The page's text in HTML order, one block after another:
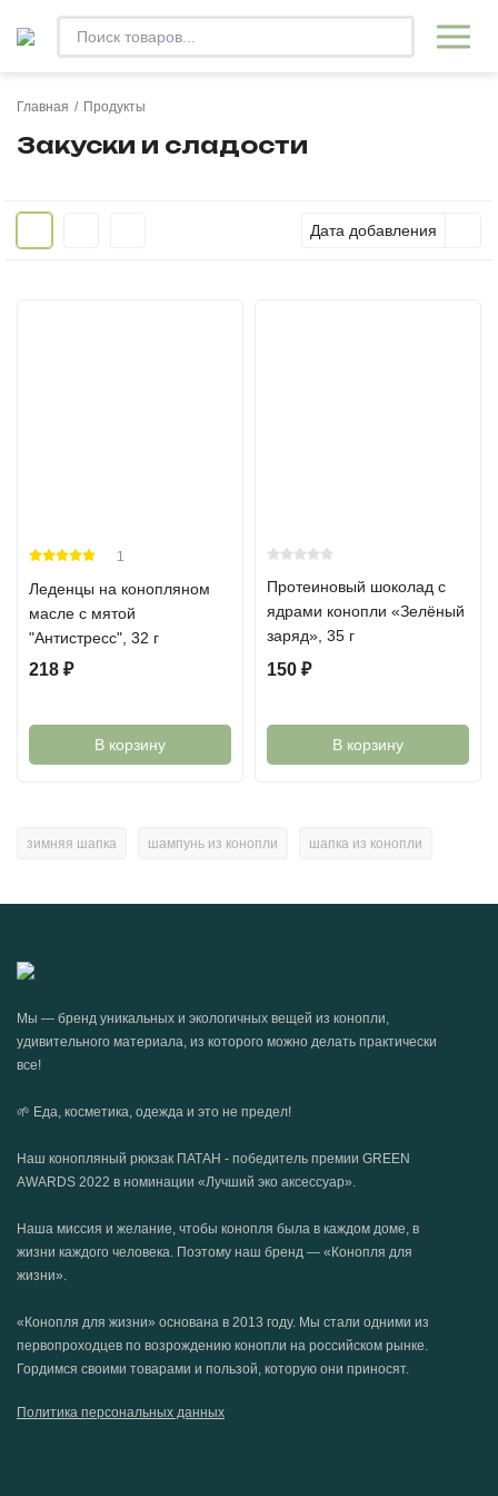
Главная / Продукты
Закуски и сладости
Дата добавления
1
Леденцы на конопляном
масле с мятой
"Антистресс", 32 г
218 ₽
В корзину
Протеиновый шоколад с
ядрами конопли «Зелёный
заряд», 35 г
150 ₽
В корзину
зимняя шапка шампунь из конопли шапка из конопли
Мы — бренд уникальных и экологичных вещей из конопли,
удивительного материала, из которого можно делать практически
все!
🌱 Еда, косметика, одежда и это не предел!
Наш конопляный рюкзак ПАТАН - победитель премии GREEN
AWARDS 2022 в номинации «Лучший эко аксессуар».
Наша миссия и желание, чтобы конопля была в каждом доме, в
жизни каждого человека. Поэтому наш бренд — «Конопля для
жизни».
«Конопля для жизни» основана в 2013 году. Мы стали одними из
первопроходцев по возрождению конопли на российском рынке.
Гордимся своими товарами и пользой, которую они приносят.
Политика персональных данных